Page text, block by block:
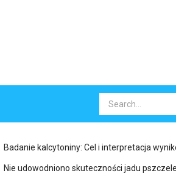
Badanie kalcytoniny: Cel i interpretacja
Nie udowodniono skuteczności jadu